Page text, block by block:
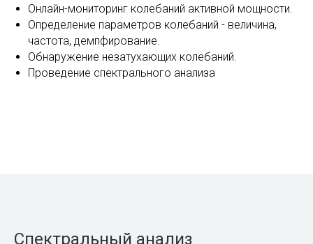
Онлайн-мониторинг колебаний активной мощности.
Определение параметров колебаний - величина,
частота, демпфирование.
Обнаружение незатухающих колебаний.
Проведение спектрального анализа